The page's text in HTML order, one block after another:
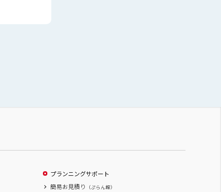
プランニングサポート
簡易お見積り
（ぷらん館）